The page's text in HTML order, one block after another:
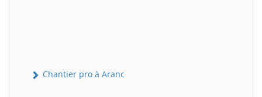
Chantier pro à Aranc